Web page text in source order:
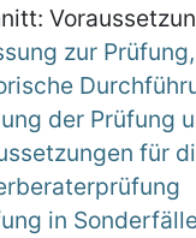
zur
der Prüfung
für
in